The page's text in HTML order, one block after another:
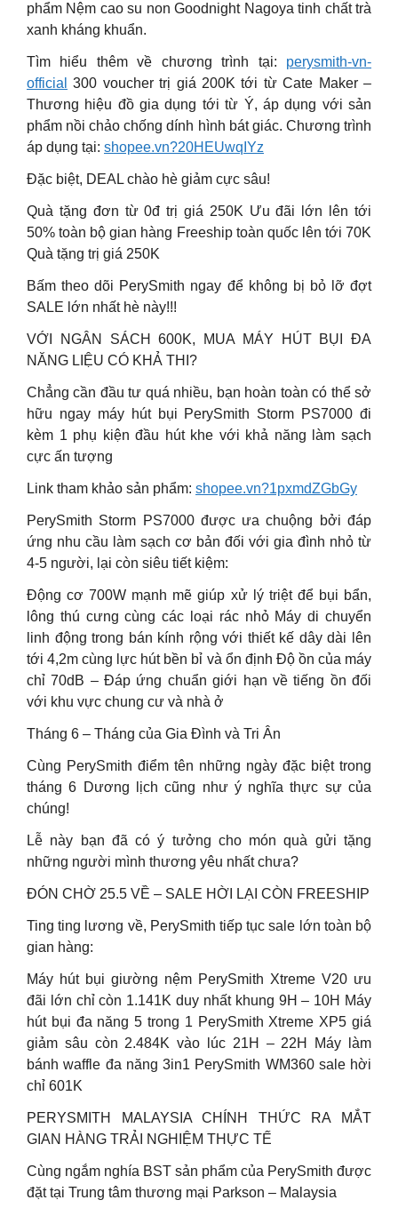
phẩm Nệm cao su non Goodnight Nagoya tinh chất trà
xanh kháng khuẩn.
Tìm hiểu thêm về chương trình tại: perysmith-vn-
official
300 voucher trị giá 200K tới từ Cate Maker –
Thương hiệu đồ gia dụng tới từ Ý, áp dụng với sản
phẩm nồi chảo chống dính hình bát giác. Chương trình
áp dụng tại: shopee.vn?20HEUwqIYz
Đặc biệt, DEAL chào hè giảm cực sâu!
Quà tặng đơn từ 0đ trị giá 250K Ưu đãi lớn lên tới
50% toàn bộ gian hàng Freeship toàn quốc lên tới 70K
Quà tặng trị giá 250K
Bấm theo dõi PerySmith ngay để không bị bỏ lỡ đợt
SALE lớn nhất hè này!!!
VỚI NGÂN SÁCH 600K, MUA MÁY HÚT BỤI ĐA
NĂNG LIỆU CÓ KHẢ THI?
Chẳng cần đầu tư quá nhiều, bạn hoàn toàn có thể sở
hữu ngay máy hút bụi PerySmith Storm PS7000 đi
kèm 1 phụ kiện đầu hút khe với khả năng làm sạch
cực ấn tượng
Link tham khảo sản phẩm: shopee.vn?1pxmdZGbGy
PerySmith Storm PS7000 được ưa chuộng bởi đáp
ứng nhu cầu làm sạch cơ bản đối với gia đình nhỏ từ
4-5 người, lại còn siêu tiết kiệm:
Động cơ 700W mạnh mẽ giúp xử lý triệt để bụi bẩn,
lông thú cưng cùng các loại rác nhỏ Máy di chuyển
linh động trong bán kính rộng với thiết kế dây dài lên
tới 4,2m cùng lực hút bền bỉ và ổn định Độ ồn của máy
chỉ 70dB – Đáp ứng chuẩn giới hạn về tiếng ồn đối
với khu vực chung cư và nhà ở
Tháng 6 – Tháng của Gia Đình và Tri Ân
Cùng PerySmith điểm tên những ngày đặc biệt trong
tháng 6 Dương lịch cũng như ý nghĩa thực sự của
chúng!
Lễ này bạn đã có ý tưởng cho món quà gửi tặng
những người mình thương yêu nhất chưa?
ĐÓN CHỜ 25.5 VỀ – SALE HỜI LẠI CÒN FREESHIP
Ting ting lương về, PerySmith tiếp tục sale lớn toàn bộ
gian hàng:
Máy hút bụi giường nệm PerySmith Xtreme V20 ưu
đãi lớn chỉ còn 1.141K duy nhất khung 9H – 10H Máy
hút bụi đa năng 5 trong 1 PerySmith Xtreme XP5 giá
giảm sâu còn 2.484K vào lúc 21H – 22H Máy làm
bánh waffle đa năng 3in1 PerySmith WM360 sale hời
chỉ 601K
PERYSMITH MALAYSIA CHÍNH THỨC RA MẮT
GIAN HÀNG TRẢI NGHIỆM THỰC TẾ
Cùng ngắm nghía BST sản phẩm của PerySmith được
đặt tại Trung tâm thương mại Parkson – Malaysia